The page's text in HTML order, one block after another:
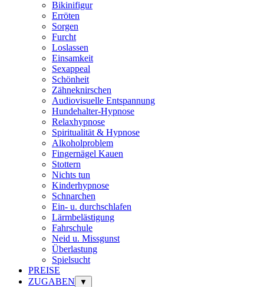
Bikinifigur
Erröten
Sorgen
Furcht
Loslassen
Einsamkeit
Sexappeal
Schönheit
Zähneknirschen
Audiovisuelle Entspannung
Hundehalter-Hypnose
Relaxhypnose
Spiritualität & Hypnose
Alkoholproblem
Fingernägel Kauen
Stottern
Nichts tun
Kinderhypnose
Schnarchen
Ein- u. durchschlafen
Lärmbelästigung
Fahrschule
Neid u. Missgunst
Überlastung
Spielsucht
PREISE
ZUGABEN
▼